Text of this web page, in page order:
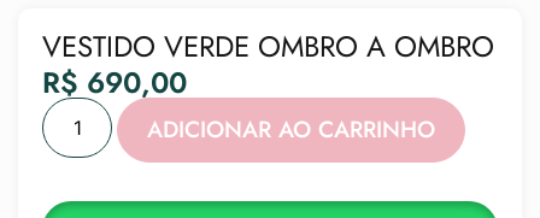
VESTIDO VERDE OMBRO A OMBRO
R$ 690,00
ADICIONAR AO CARRINHO